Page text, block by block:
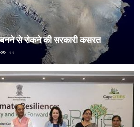
से रोकने की सरकारी कसरत
33